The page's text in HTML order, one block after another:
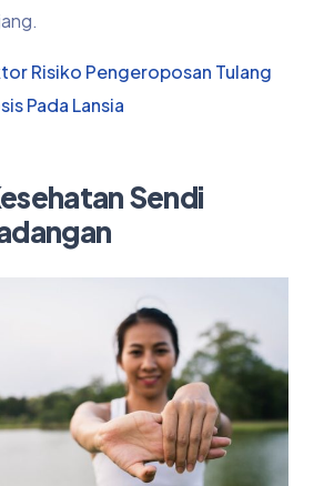
Risiko Pengeroposan Tulang
Pada Lansia
Sendi